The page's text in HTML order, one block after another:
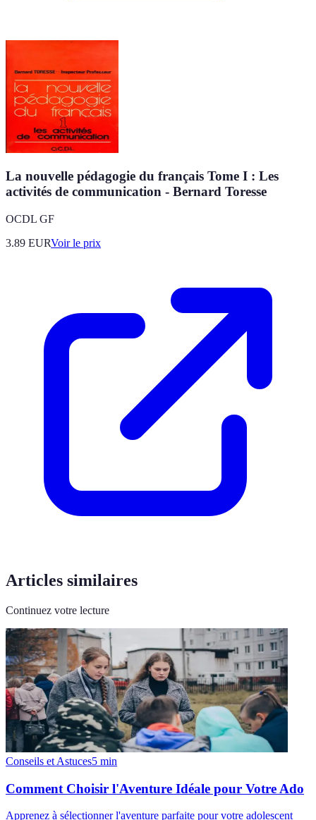
La nouvelle pédagogie du français Tome I : Les
activités de communication - Bernard Toresse
OCDL GF
3.89 EURVoir le prix
Articles similaires
Continuez votre lecture
Conseils et Astuces5 min
Comment Choisir l'Aventure Idéale pour Votre Ado
Apprenez à sélectionner l'aventure parfaite pour votre adolescent